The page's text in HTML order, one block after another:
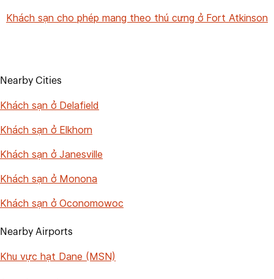
Khách sạn cho phép mang theo thú cưng ở Fort Atkinson
Nearby Cities
Khách sạn ở Delafield
Khách sạn ở Elkhorn
Khách sạn ở Janesville
Khách sạn ở Monona
Khách sạn ở Oconomowoc
Nearby Airports
Khu vực hạt Dane (MSN)